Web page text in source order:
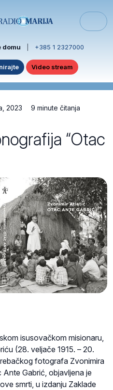
domu +385 1 2327000
Video stream
2023 9 minute čitanja
“Otac
isusovačkom misionaru,
(28. veljače 1915. – 20.
fotografa Zvonimira
Gabrić, objavljena je
smrti, u izdanju Zaklade